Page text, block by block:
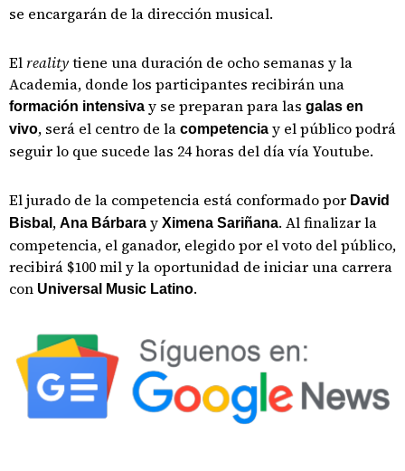
se encargarán de la dirección musical.
El realitytiene una duración de ocho semanas y la
Academia, donde los participantes recibirán una
formación intensiva y se preparan para las galas en
vivo, será el centro de la competencia y el público podrá
seguir lo que sucede las 24 horas del día vía Youtube.
El jurado de la competencia está conformado por David
Bisbal , Ana Bárbara y Ximena Sariñana. Al finalizar la
competencia, el ganador, elegido por el voto del público,
recibirá $100 mil y la oportunidad de iniciar una carrera
con Universal Music Latino.